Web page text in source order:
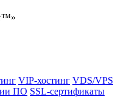
VIP-хостинг VDS/VPS
ПО SSL-сертификаты